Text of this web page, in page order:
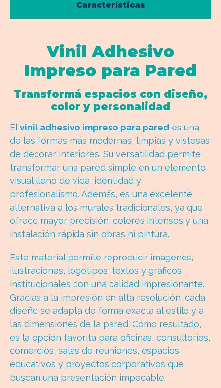
Características
Vinil Adhesivo
Impreso para Pared
Transformá espacios con diseño,
color y personalidad
Elvinil adhesivo impreso para pared es una
de las formas más modernas, limpias y vistosas
de decorar interiores. Su versatilidad permite
transformar una pared simple en un elemento
visual lleno de vida, identidad y
profesionalismo. Además, es una excelente
alternativa a los murales tradicionales, ya que
ofrece mayor precisión, colores intensos y una
instalación rápida sin obras ni pintura.
Este material permite reproducir imágenes,
ilustraciones, logotipos, textos y gráficos
institucionales con una calidad impresionante.
Gracias a la impresión en alta resolución, cada
diseño se adapta de forma exacta al estilo y a
las dimensiones de la pared. Como resultado,
es la opción favorita para oficinas, consultorios,
comercios, salas de reuniones, espacios
educativos y proyectos corporativos que
buscan una presentación impecable.